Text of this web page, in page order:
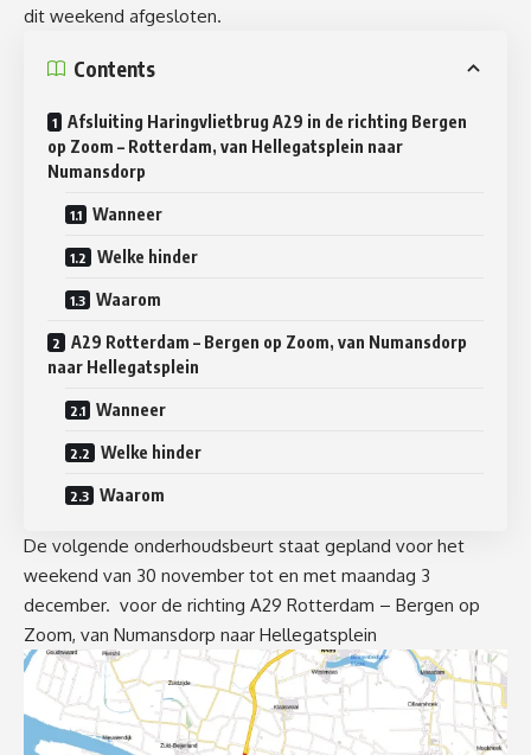
dit weekend afgesloten.
Contents
Afsluiting Haringvlietbrug A29 in de richting Bergen
op Zoom – Rotterdam, van Hellegatsplein naar
Numansdorp
Wanneer
Welke hinder
Waarom
A29 Rotterdam – Bergen op Zoom, van Numansdorp
naar Hellegatsplein
Wanneer
Welke hinder
Waarom
De volgende onderhoudsbeurt staat gepland voor het
weekend van 30 november tot en met maandag 3
december. voor de richting A29 Rotterdam – Bergen op
Zoom, van Numansdorp naar Hellegatsplein